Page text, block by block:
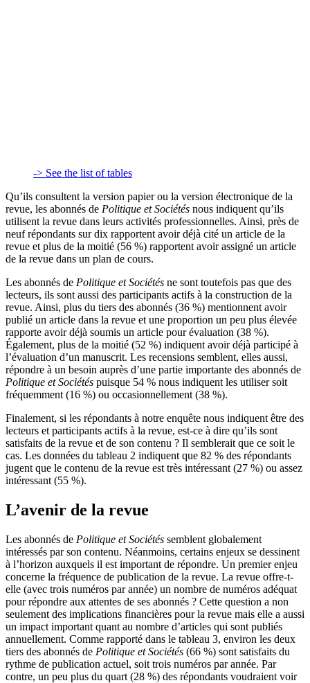
-> See the list of tables
Qu’ils consultent la version papier ou la version électronique de la
revue, les abonnés de Politique et Sociétés nous indiquent qu’ils
utilisent la revue dans leurs activités professionnelles. Ainsi, près de
neuf répondants sur dix rapportent avoir déjà cité un article de la
revue et plus de la moitié (56 %) rapportent avoir assigné un article
de la revue dans un plan de cours.
Les abonnés de Politique et Sociétés ne sont toutefois pas que des
lecteurs, ils sont aussi des participants actifs à la construction de la
revue. Ainsi, plus du tiers des abonnés (36 %) mentionnent avoir
publié un article dans la revue et une proportion un peu plus élevée
rapporte avoir déjà soumis un article pour évaluation (38 %).
Également, plus de la moitié (52 %) indiquent avoir déjà participé à
l’évaluation d’un manuscrit. Les recensions semblent, elles aussi,
répondre à un besoin auprès d’une partie importante des abonnés de
Politique et Sociétés puisque 54 % nous indiquent les utiliser soit
fréquemment (16 %) ou occasionnellement (38 %).
Finalement, si les répondants à notre enquête nous indiquent être des
lecteurs et participants actifs à la revue, est-ce à dire qu’ils sont
satisfaits de la revue et de son contenu ? Il semblerait que ce soit le
cas. Les données du tableau 2 indiquent que 82 % des répondants
jugent que le contenu de la revue est très intéressant (27 %) ou assez
intéressant (55 %).
L’avenir de la revue
Les abonnés de Politique et Sociétés semblent globalement
intéressés par son contenu. Néanmoins, certains enjeux se dessinent
à l’horizon auxquels il est important de répondre. Un premier enjeu
concerne la fréquence de publication de la revue. La revue offre-t-
elle (avec trois numéros par année) un nombre de numéros adéquat
pour répondre aux attentes de ses abonnés ? Cette question a non
seulement des implications financières pour la revue mais elle a aussi
un impact important quant au nombre d’articles qui sont publiés
annuellement. Comme rapporté dans le tableau 3, environ les deux
tiers des abonnés de Politique et Sociétés (66 %) sont satisfaits du
rythme de publication actuel, soit trois numéros par année. Par
contre, un peu plus du quart (28 %) des répondants voudraient voir